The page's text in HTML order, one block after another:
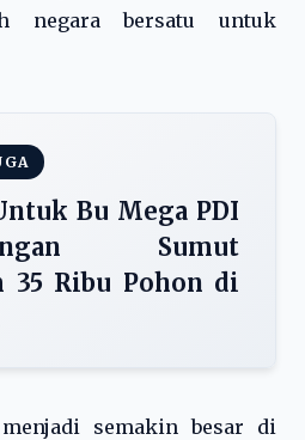
negara bersatu untuk
Bu Mega PDI
Sumut
35 Ribu Pohon di
semakin besar di